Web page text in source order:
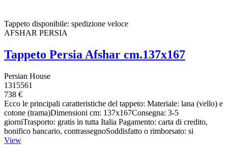
Tappeto disponibile: spedizione veloce
AFSHAR PERSIA
Tappeto Persia Afshar cm.137x167
Persian House
1315561
738 €
Ecco le principali caratteristiche del tappeto: Materiale: lana (vello) e
cotone (trama)Dimensioni cm: 137x167Consegna: 3-5
giorniTrasporto: gratis in tutta Italia Pagamento: carta di credito,
bonifico bancario, contrassegnoSoddisfatto o rimborsato: si
View